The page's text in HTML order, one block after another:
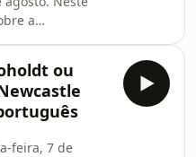
a
sobre o Diogo
clube.
ou
feira, 7 de